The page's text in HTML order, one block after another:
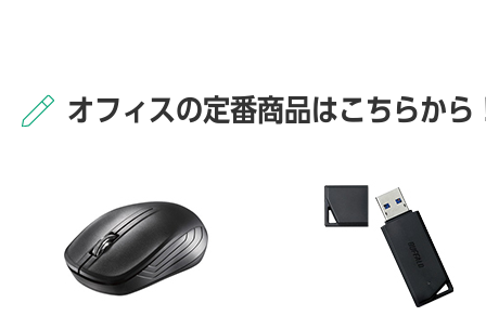
オフィスの定番商品はこちらから